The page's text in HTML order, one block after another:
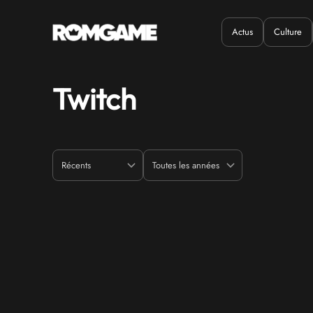
Quand ? Où ?
Actus Culture
Twitch